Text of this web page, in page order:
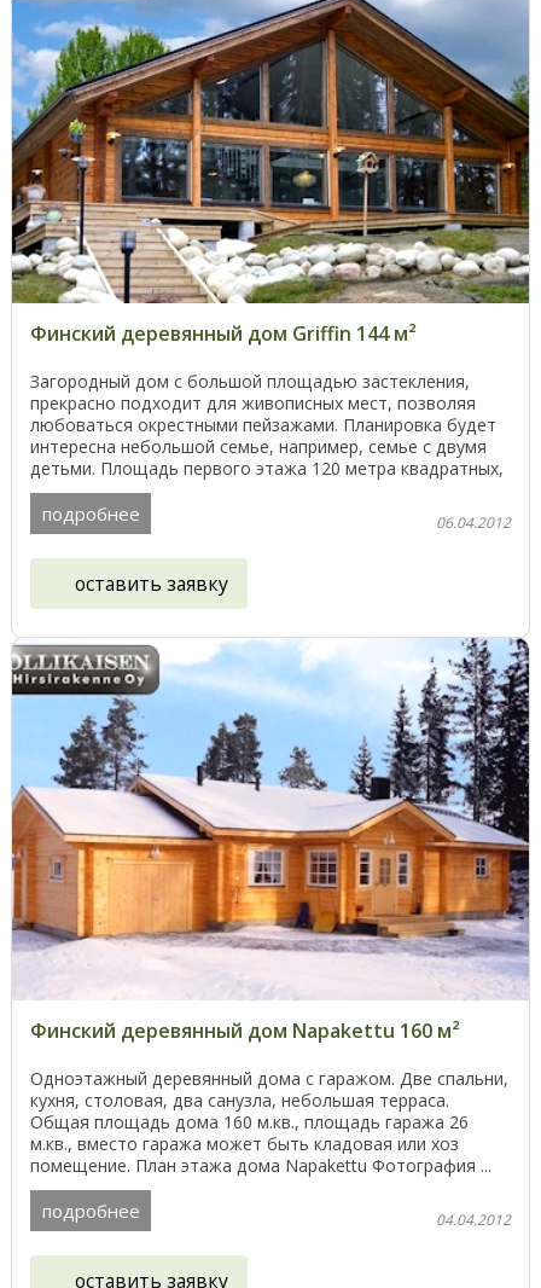
Финский деревянный дом Griffin 144 м²
Загородный дом с большой площадью застекления,
прекрасно подходит для живописных мест, позволяя
любоваться окрестными пейзажами. Планировка будет
интересна небольшой семье, например, семье с двумя
детьми. Площадь первого этажа 120 метра квадратных,
...
подробнее 06.04.2012
оставить заявку
Финский деревянный дом Napakettu 160 м²
Одноэтажный деревянный дома с гаражом. Две спальни,
кухня, столовая, два санузла, небольшая терраса.
Общая площадь дома 160 м.кв., площадь гаража 26
м.кв., вместо гаража может быть кладовая или хоз
помещение. План этажа дома Napakettu Фотография ...
подробнее 04.04.2012
оставить заявку